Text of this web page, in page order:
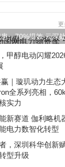
更
、70%提效 云深
物...
甲醇电动闪耀
｜璇玑动力生态
全系列亮相，
实力
新赛道 伽利略机
电力数智化转型
，深圳科华创新
型升级